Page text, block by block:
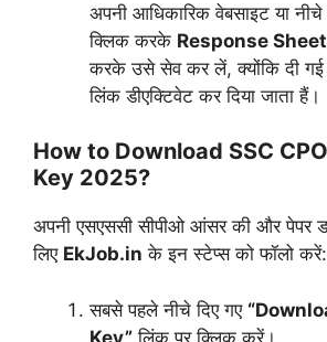
अपनी आधिकारिक वेबसाइट या
क्लिक करके Response
करके उसे सेव कर लें, क्योंकि दी गई
लिंक डीएक्टिवेट कर दिया जाता हैं।
How to Download SSC
Key 2025?
अपनी एसएससी सीपीओ आंसर की और पेपर
लिए EkJob.in के इन स्टेप्स को फॉलो करें:
सबसे पहले नीचे दिए गए
Key” लिंक पर क्लिक करें।